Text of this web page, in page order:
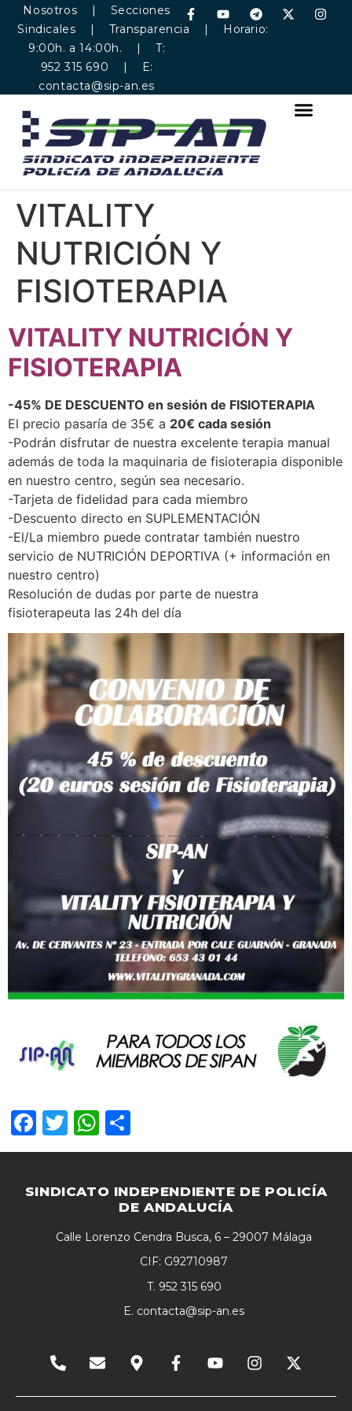
Nosotros | Secciones
Sindicales | Transparencia | Horario:
9:00h. a 14:00h. | T:
952 315 690 | E:
contacta@sip-an.es
VITALITY
NUTRICIÓN Y
FISIOTERAPIA
VITALITY NUTRICIÓN Y
FISIOTERAPIA
-45% DE DESCUENTO en sesión de FISIOTERAPIA
El precio pasaría de 35€ a 20€ cada sesión
-Podrán disfrutar de nuestra excelente terapia manual
además de toda la maquinaria de fisioterapia disponible
en nuestro centro, según sea necesario.
-Tarjeta de fidelidad para cada miembro
-Descuento directo en SUPLEMENTACIÓN
-El/La miembro puede contratar también nuestro
servicio de NUTRICIÓN DEPORTIVA (+ información en
nuestro centro)
Resolución de dudas por parte de nuestra
fisioterapeuta las 24h del día
Facebook
TwitterWhatsApp
SINDICATO INDEPENDIENTE DE POLICÍA
DE ANDALUCÍA
Calle Lorenzo Cendra Busca, 6 – 29007 Málaga
CIF: G92710987
T. 952 315 690
E. contacta@sip-an.es